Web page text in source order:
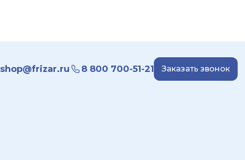
shop@frizar.ru 8 800 700-51-21 Заказать звонок